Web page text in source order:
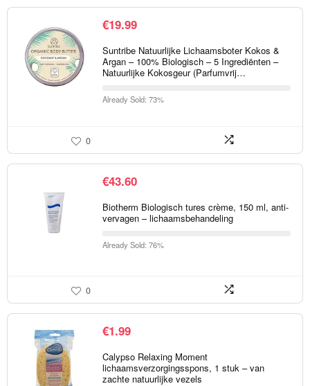
€19.99
Suntribe Natuurlijke Lichaamsboter Kokos &
Argan – 100% Biologisch – 5 Ingrediënten –
Natuurlijke Kokosgeur (Parfumvrij…
Already Sold: 73%
0
€43.60
Biotherm Biologisch tures crème, 150 ml, anti-
vervagen – lichaamsbehandeling
Already Sold: 76%
0
€1.99
Calypso Relaxing Moment
lichaamsverzorgingsspons, 1 stuk – van
zachte natuurlijke vezels